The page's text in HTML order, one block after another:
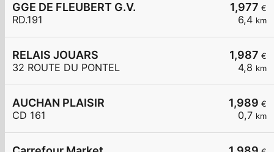
1,977 €
6,4 km
GGE DE FLEUBERT G.V.
RD.191
1,987 €
4,8 km
RELAIS JOUARS
32 ROUTE DU PONTEL
1,989 €
0,7 km
AUCHAN PLAISIR
CD 161